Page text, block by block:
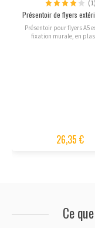
(1)
Présentoir de flyers
Présentoir pour flyers A5
fixation murale, en
26,35 €
Ce